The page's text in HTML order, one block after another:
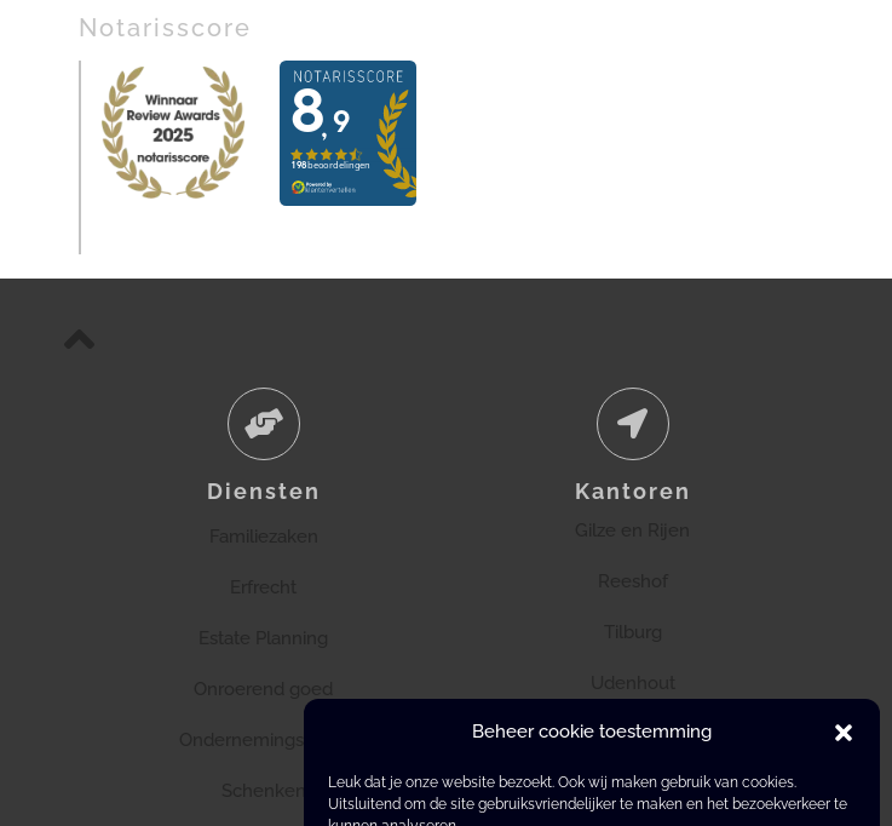
Beheer cookie toestemming
Leuk dat je onze website bezoekt. Ook wij maken gebruik van cookies.
Uitsluitend om de site gebruiksvriendelijker te maken en het bezoekverkeer te
Notarisscore
Diensten Kantoren